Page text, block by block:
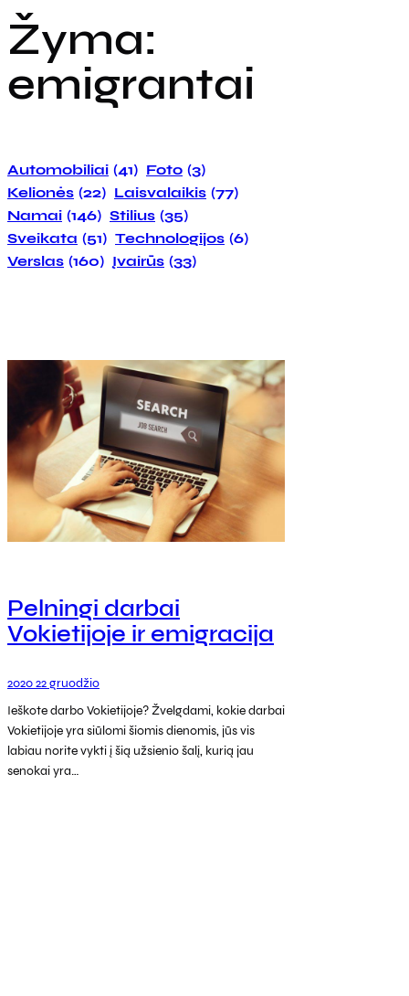
Žyma:
emigrantai
Automobiliai (41) Foto (3)
Kelionės (22) Laisvalaikis (77)
Namai (146) Stilius (35)
Sveikata (51) Technologijos (6)
Verslas (160) Įvairūs (33)
Pelningi darbai
Vokietijoje ir emigracija
2020 22 gruodžio
Ieškote darbo Vokietijoje? Žvelgdami, kokie darbai
Vokietijoje yra siūlomi šiomis dienomis, jūs vis
labiau norite vykti į šią užsienio šalį, kurią jau
senokai yra…